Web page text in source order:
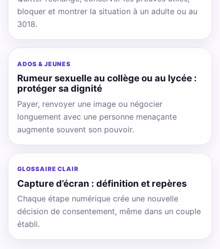
bloquer et montrer la situation à un adulte ou au
3018.
ADOS & JEUNES
Rumeur sexuelle au collège ou au lycée :
protéger sa dignité
Payer, renvoyer une image ou négocier
longuement avec une personne menaçante
augmente souvent son pouvoir.
GLOSSAIRE CLAIR
Capture d’écran : définition et repères
Chaque étape numérique crée une nouvelle
décision de consentement, même dans un couple
établi.